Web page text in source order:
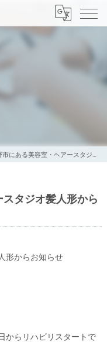
にある美容室・ヘアースタジオ髪人形からお知らせ
タジオ髪人形から
形からお知らせ
からリハビリスタートで